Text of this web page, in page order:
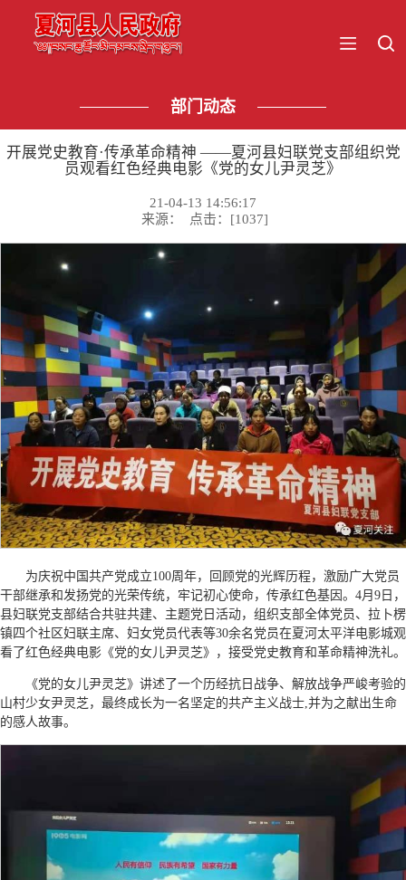
部门动态
开展党史教育·传承革命精神 ——夏河县妇联党支部组织党
员观看红色经典电影《党的女儿尹灵芝》
21-04-13 14:56:17
来源： 点击：[1037]
为庆祝中国共产党成立100周年，回顾党的光辉历程，激励广大党员
干部继承和发扬党的光荣传统，牢记初心使命，传承红色基因。4月9日，
县妇联党支部结合共驻共建、主题党日活动，组织支部全体党员、拉卜楞
镇四个社区妇联主席、妇女党员代表等30余名党员在夏河太平洋电影城观
看了红色经典电影《党的女儿尹灵芝》，接受党史教育和革命精神洗礼。
《党的女儿尹灵芝》讲述了一个历经抗日战争、解放战争严峻考验的
山村少女尹灵芝，最终成长为一名坚定的共产主义战士,并为之献出生命
的感人故事。